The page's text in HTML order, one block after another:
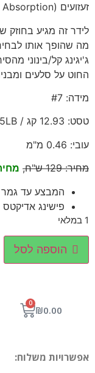
זעזועים (Shock Absorption) גבוה, החיוני לדיג טורפים גדולים.
לידר זה מגיע בחוזק
מה שהופך אותו
ג'יגינג קל/בינוני
החוט על סלעים
מידה: #7
טסט: 12.93 קג / 28.5LB
עובי: 0.46 מ"מ
מחיר: 129 ש"ח,
מחיר
המבצע עד גמר
פישינג אדיקטס
1 במלאי
הוספה לסל
₪0.00
0
אפשרויות משלוח: